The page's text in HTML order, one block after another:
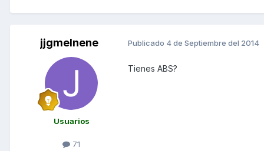
jjgmelnene
Usuarios
71
Publicado 4 de Septiembre del 2014
Tienes ABS?